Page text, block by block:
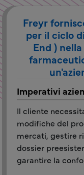
Freyr
per il ciclo
End )
Imperativi
Il cliente
modifiche del
mercati, gestire
dossier
garantire la